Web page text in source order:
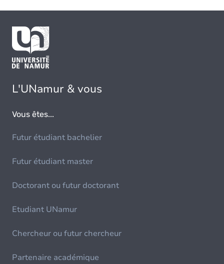
L'UNamur & vous
Vous êtes...
Futur étudiant bachelier
Futur étudiant master
Doctorant ou futur doctorant
Etudiant UNamur
Chercheur ou futur chercheur
Partenaire académique